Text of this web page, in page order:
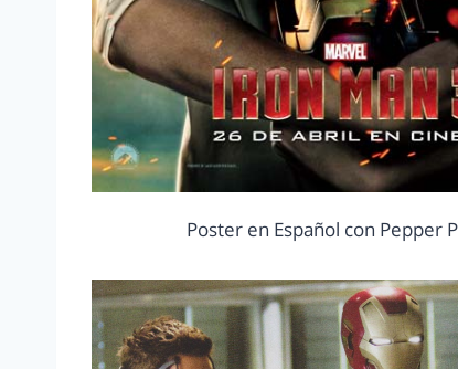
Poster en Español con Pepper